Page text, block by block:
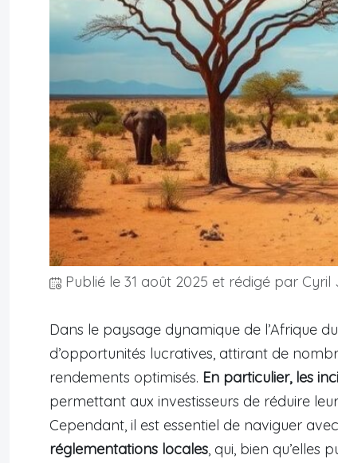
Publié le 31 août 2025 et rédigé par Cyril
Dans le paysage dynamique de l’Afrique
d’opportunités lucratives, attirant de
rendements optimisés. En particulier, les
permettant aux investisseurs de réduire
Cependant, il est essentiel de naviguer
réglementations locales, qui, bien qu’elles